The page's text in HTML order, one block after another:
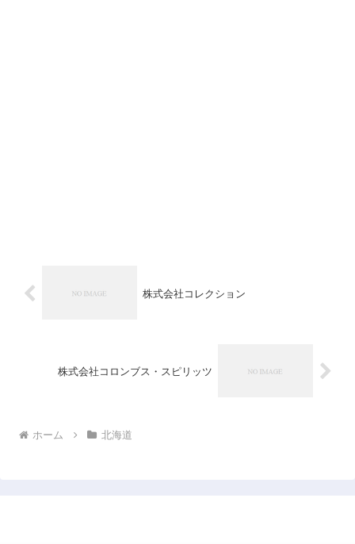
株式会社コレクション
株式会社コロンブス・スピリッツ
ホーム 北海道